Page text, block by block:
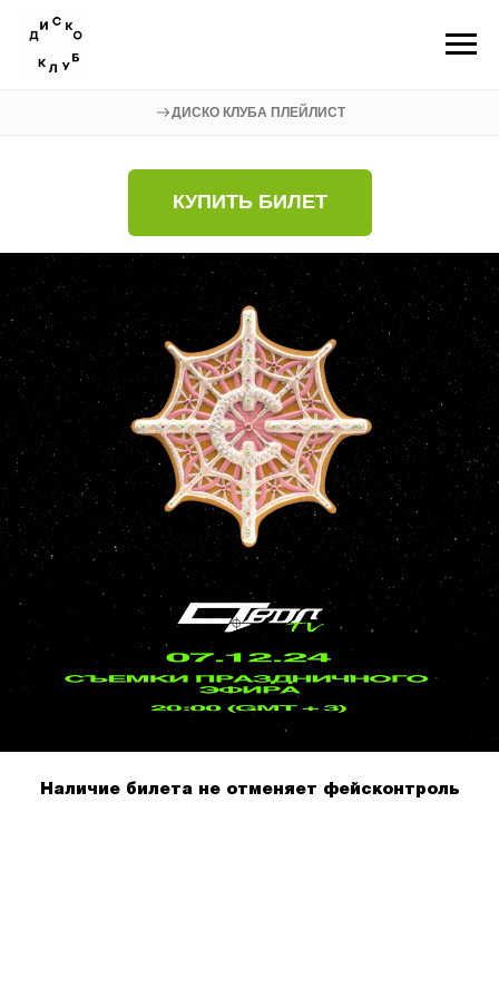
ДИСКО КЛУБА ПЛЕЙЛИСТ
КУПИТЬ БИЛЕТ
Наличие билета не отменяет фейсконтроль